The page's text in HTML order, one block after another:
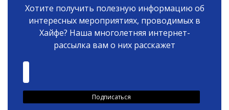
Хотите получить полезную информацию об
интересных мероприятиях, проводимых в
Хайфе? Наша многолетняя интернет-
рассылка вам о них расскажет